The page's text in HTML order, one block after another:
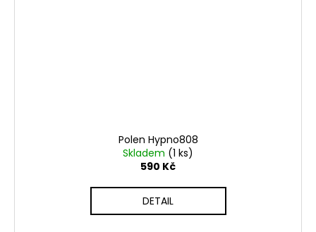
Polen Hypno808
Skladem (1 ks)
590 Kč
DETAIL